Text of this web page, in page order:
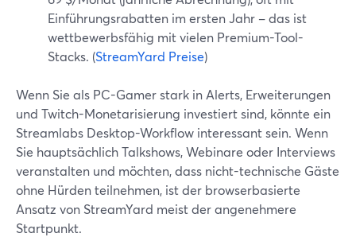
Einführungsrabatten im ersten Jahr – das ist
wettbewerbsfähig mit vielen Premium-Tool-
Stacks. (StreamYard Preise)
Wenn Sie als PC-Gamer stark in Alerts, Erweiterungen
und Twitch-Monetarisierung investiert sind, könnte ein
Streamlabs Desktop-Workflow interessant sein. Wenn
Sie hauptsächlich Talkshows, Webinare oder Interviews
veranstalten und möchten, dass nicht-technische Gäste
ohne Hürden teilnehmen, ist der browserbasierte
Ansatz von StreamYard meist der angenehmere
Startpunkt.